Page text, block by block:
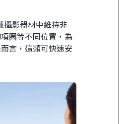
攝影器材中維持非
圈等不同位置，為
言，這類可快速安